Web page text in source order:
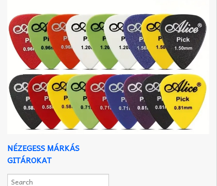
NÉZEGESS MÁRKÁS
GITÁROKAT